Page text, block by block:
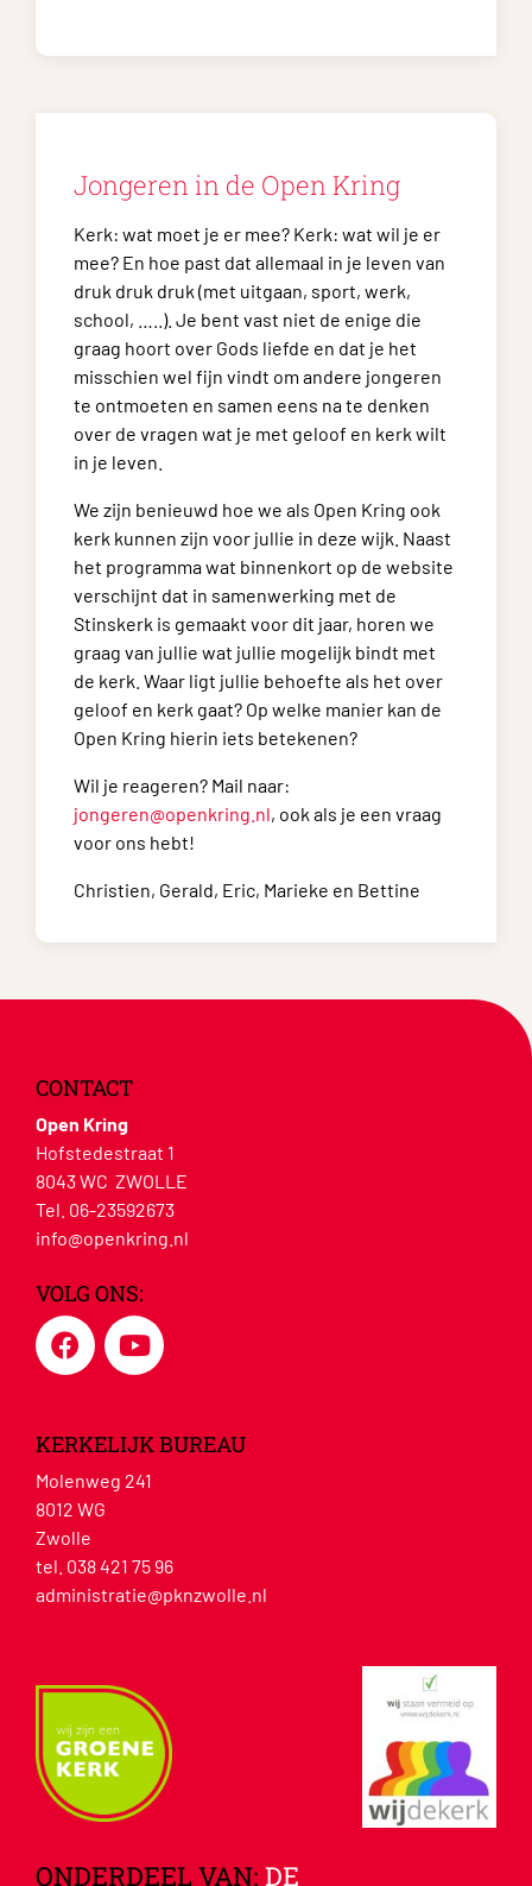
Jongeren in de Open Kring
Kerk: wat moet je er mee? Kerk: wat wil je er
mee? En hoe past dat allemaal in je leven van
druk druk druk (met uitgaan, sport, werk,
school, …..). Je bent vast niet de enige die
graag hoort over Gods liefde en dat je het
misschien wel fijn vindt om andere jongeren
te ontmoeten en samen eens na te denken
over de vragen wat je met geloof en kerk wilt
in je leven.
We zijn benieuwd hoe we als Open Kring ook
kerk kunnen zijn voor jullie in deze wijk. Naast
het programma wat binnenkort op de website
verschijnt dat in samenwerking met de
Stinskerk is gemaakt voor dit jaar, horen we
graag van jullie wat jullie mogelijk bindt met
de kerk. Waar ligt jullie behoefte als het over
geloof en kerk gaat? Op welke manier kan de
Open Kring hierin iets betekenen?
Wil je reageren? Mail naar:
jongeren@openkring.nl, ook als je een vraag
voor ons hebt!
Christien, Gerald, Eric, Marieke en Bettine
CONTACT
Open Kring
Hofstedestraat 1
8043 WC ZWOLLE
Tel. 06-23592673
info@openkring.nl
VOLG ONS:
KERKELIJK BUREAU
Molenweg 241
8012 WG
Zwolle
tel. 038 421 75 96
administratie@pknzwolle.nl
ONDERDEEL VAN: DE